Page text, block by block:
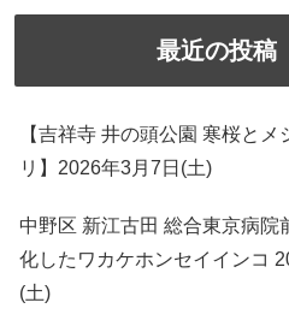
最近の投稿
【吉祥寺 井の頭公園 寒桜とメ
リ】2026年3月7日(土)
中野区 新江古田 総合東京病院
化したワカケホンセイインコ
(土)